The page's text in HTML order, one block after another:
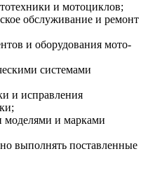
и мотоциклов;
обслуживание и ремонт
и оборудования мото-
системами
и исправления
и марками
выполнять поставленные